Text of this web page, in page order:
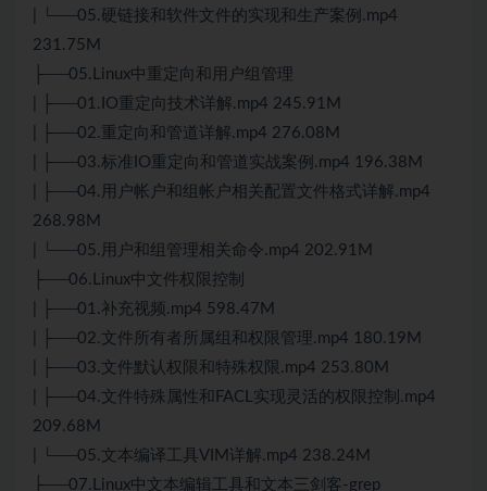
| └──05.硬链接和软件文件的实现和生产案例.mp4
231.75M
├──05.Linux中重定向和用户组管理
| ├──01.IO重定向技术详解.mp4 245.91M
| ├──02.重定向和管道详解.mp4 276.08M
| ├──03.标准IO重定向和管道实战案例.mp4 196.38M
| ├──04.用户帐户和组帐户相关配置文件格式详解.mp4
268.98M
| └──05.用户和组管理相关命令.mp4 202.91M
├──06.Linux中文件权限控制
| ├──01.补充视频.mp4 598.47M
| ├──02.文件所有者所属组和权限管理.mp4 180.19M
| ├──03.文件默认权限和特殊权限.mp4 253.80M
| ├──04.文件特殊属性和FACL实现灵活的权限控制.mp4
209.68M
| └──05.文本编译工具VIM详解.mp4 238.24M
├──07.Linux中文本编辑工具和文本三剑客-grep